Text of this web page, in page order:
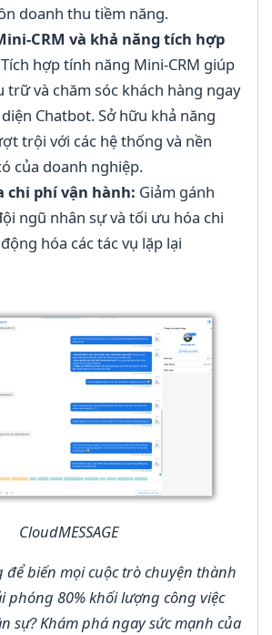
doanh thu tiềm năng.
CRM và khả năng tích hợp
Tích hợp tính năng Mini-CRM giúp
trữ và chăm sóc khách hàng ngay
Chatbot. Sở hữu khả năng
trội với các hệ thống và nền
của doanh nghiệp.
chi phí vận hành: Giảm gánh
ngũ nhân sự và tối ưu hóa chi
hóa các tác vụ lặp lại
CloudMESSAGE
để biến mọi cuộc trò chuyện thành
phóng 80% khối lượng công việc
sự? Khám phá ngay sức mạnh của